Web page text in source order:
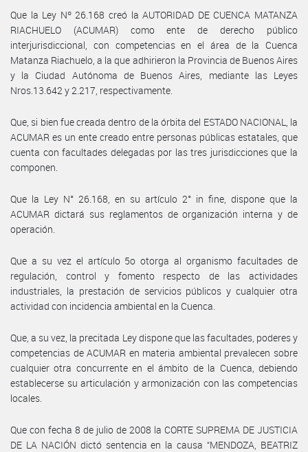
Que la Ley Nº 26.168 creó la AUTORIDAD DE CUENCA MATANZA
RIACHUELO (ACUMAR) como ente de derecho público
interjurisdiccional, con competencias en el área de la Cuenca
Matanza Riachuelo, a la que adhirieron la Provincia de Buenos Aires
y la Ciudad Autónoma de Buenos Aires, mediante las Leyes
Nros.13.642 y 2.217, respectivamente.
Que, si bien fue creada dentro de la órbita del ESTADO NACIONAL, la
ACUMAR es un ente creado entre personas públicas estatales, que
cuenta con facultades delegadas por las tres jurisdicciones que la
componen.
Que la Ley N° 26.168, en su artículo 2° in fine, dispone que la
ACUMAR dictará sus reglamentos de organización interna y de
operación.
Que a su vez el artículo 5o otorga al organismo facultades de
regulación, control y fomento respecto de las actividades
industriales, la prestación de servicios públicos y cualquier otra
actividad con incidencia ambiental en la Cuenca.
Que, a su vez, la precitada Ley dispone que las facultades, poderes y
competencias de ACUMAR en materia ambiental prevalecen sobre
cualquier otra concurrente en el ámbito de la Cuenca, debiendo
establecerse su articulación y armonización con las competencias
locales.
Que con fecha 8 de julio de 2008 la CORTE SUPREMA DE JUSTICIA
DE LA NACIÓN dictó sentencia en la causa “MENDOZA, BEATRIZ